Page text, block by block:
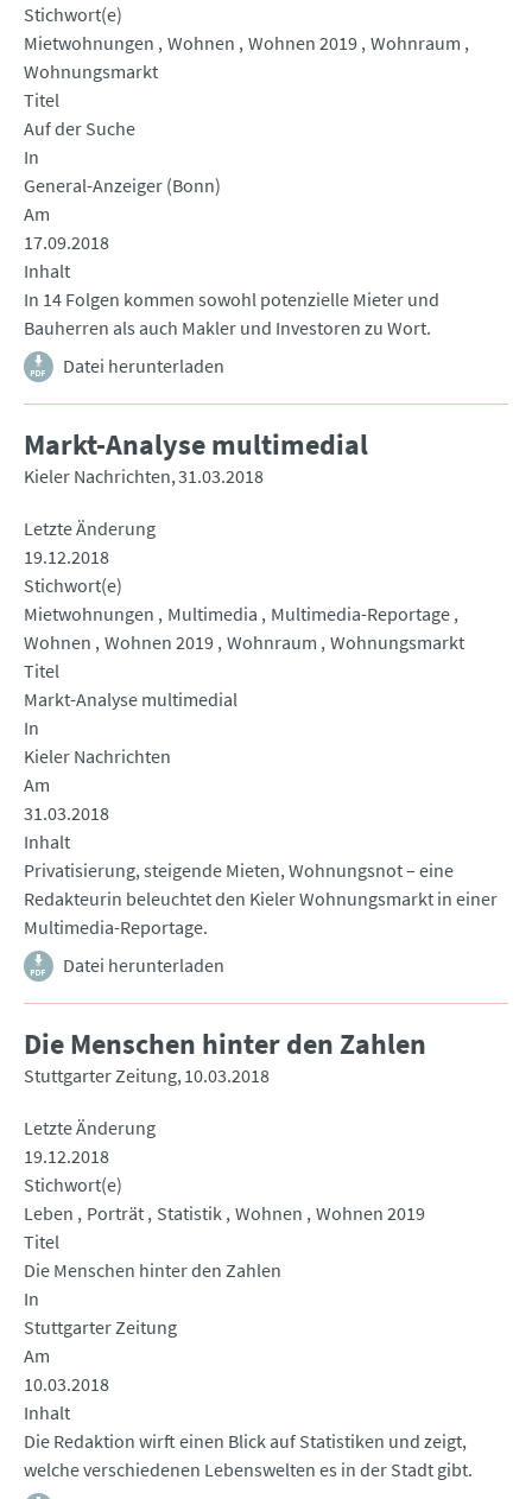
Stichwort(e)
Mietwohnungen Wohnen Wohnen 2019 Wohnraum
Wohnungsmarkt
Titel
Auf der Suche
In
General-Anzeiger (Bonn)
Am
17.09.2018
Inhalt
In 14 Folgen kommen sowohl potenzielle Mieter und
Bauherren als auch Makler und Investoren zu Wort.
Datei herunterladen
Markt-Analyse multimedial
Kieler Nachrichten 31.03.2018
Letzte Änderung
19.12.2018
Stichwort(e)
Mietwohnungen
Multimedia
Multimedia-Reportage
Wohnen Wohnen 2019 Wohnraum Wohnungsmarkt
Titel
Markt-Analyse multimedial
In
Kieler Nachrichten
Am
31.03.2018
Inhalt
Privatisierung, steigende Mieten, Wohnungsnot – eine
Redakteurin beleuchtet den Kieler Wohnungsmarkt in einer
Multimedia-Reportage.
Datei herunterladen
Die Menschen hinter den Zahlen
Stuttgarter Zeitung 10.03.2018
Letzte Änderung
19.12.2018
Stichwort(e)
Leben
Porträt Statistik Wohnen Wohnen 2019
Titel
Die Menschen hinter den Zahlen
In
Stuttgarter Zeitung
Am
10.03.2018
Inhalt
Die Redaktion wirft einen Blick auf Statistiken und zeigt,
welche verschiedenen Lebenswelten es in der Stadt gibt.